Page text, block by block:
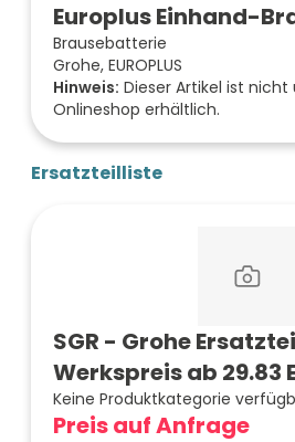
Europlus Einhand-
Brausebatterie
Grohe, EUROPLUS
Hinweis: Dieser Artikel ist nicht
Onlineshop erhältlich.
Ersatzteilliste
SGR - Grohe
Werkspreis ab 29.83
Keine Produktkategorie
Preis auf Anfrage